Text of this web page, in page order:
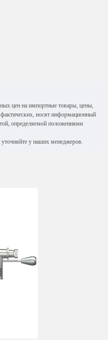
цен на импортные товары, цены,
фактических, носят информационный
определяемой положениями
у наших менеджеров.